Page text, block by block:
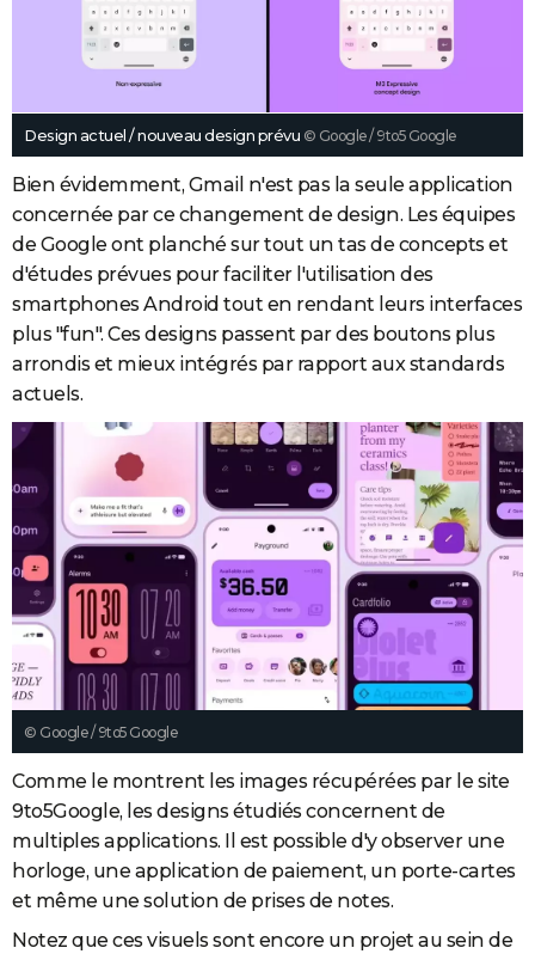
Design actuel / nouveau design prévu © Google / 9to5 Google
Bien évidemment, Gmail n'est pas la seule application
concernée par ce changement de design. Les équipes
de Google ont planché sur tout un tas de concepts et
d'études prévues pour faciliter l'utilisation des
smartphones Android tout en rendant leurs interfaces
plus "fun". Ces designs passent par des boutons plus
arrondis et mieux intégrés par rapport aux standards
actuels.
© Google / 9to5 Google
Comme le montrent les images récupérées par le site
9to5Google, les designs étudiés concernent de
multiples applications. Il est possible d'y observer une
horloge, une application de paiement, un porte-cartes
et même une solution de prises de notes.
Notez que ces visuels sont encore un projet au sein de